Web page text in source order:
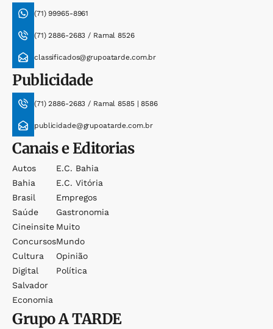
(71) 99965-8961
(71) 2886-2683 / Ramal 8526
classificados@grupoatarde.com.br
Publicidade
(71) 2886-2683 / Ramal 8585 | 8586
publicidade@grupoatarde.com.br
Canais e Editorias
Autos
Bahia
Brasil
Saúde
Cineinsite
Concursos
Cultura
Digital
Salvador
Economia
E.c. Bahia
E.c. Vitória
Empregos
Gastronomia
Muito
Mundo
Opinião
Política
GrupoA TARDE